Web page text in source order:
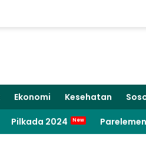
Ekonomi Kesehatan
Pilkada 2024